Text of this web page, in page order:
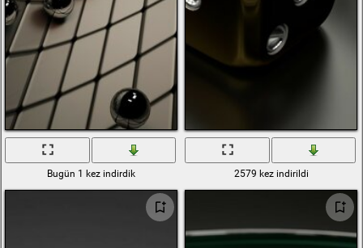
Bugün 1 kez indirdik 2579 kez indirildi